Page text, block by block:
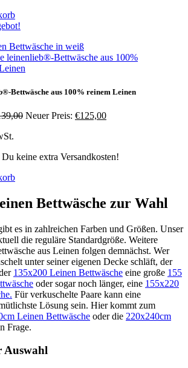
Bettwäsche aus 100% reinem Leinen
Ursprünglicher
Neuer Preis: €125,00Aktueller
keine extra Versandkosten!
Bettwäsche zur Wahl
es in zahlreichen Farben und Größen. Unser
die reguläre Standardgröße. Weitere
aus Leinen folgen demnächst. Wer
unter seiner eigenen Decke schläft, der
135x200 Leinen Bettwäsche eine große 155
oder sogar noch länger, eine 155x220
Für verkuschelte Paare kann eine
Lösung sein. Hier kommt zum
Leinen Bettwäsche oder die 220x240cm
Frage.
Auswahl